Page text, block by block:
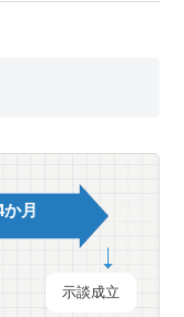
か月
示談成立